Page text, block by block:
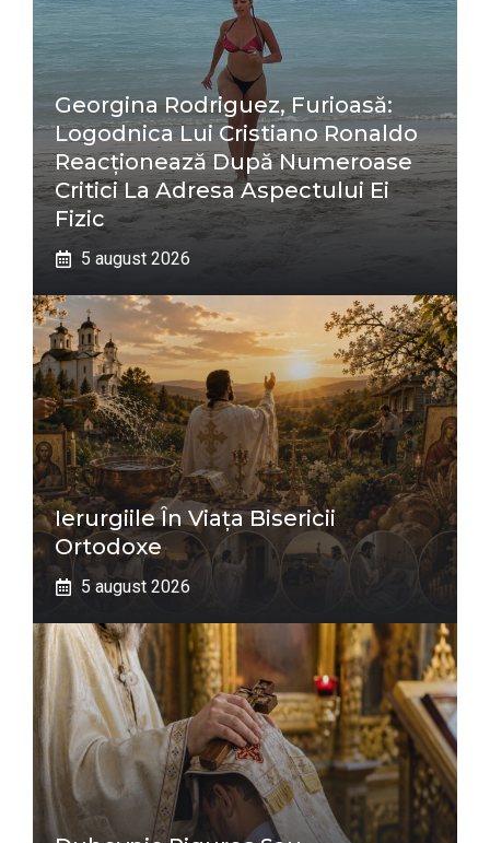
Georgina Rodriguez, Furioasă:
Logodnica Lui Cristiano Ronaldo
Reacționează După Numeroase
Critici La Adresa Aspectului Ei
Fizic
5 august 2026
Ierurgiile În Viața Bisericii
Ortodoxe
5 august 2026